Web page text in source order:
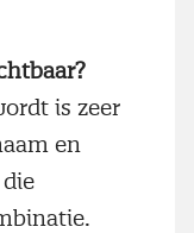
is zeer
en